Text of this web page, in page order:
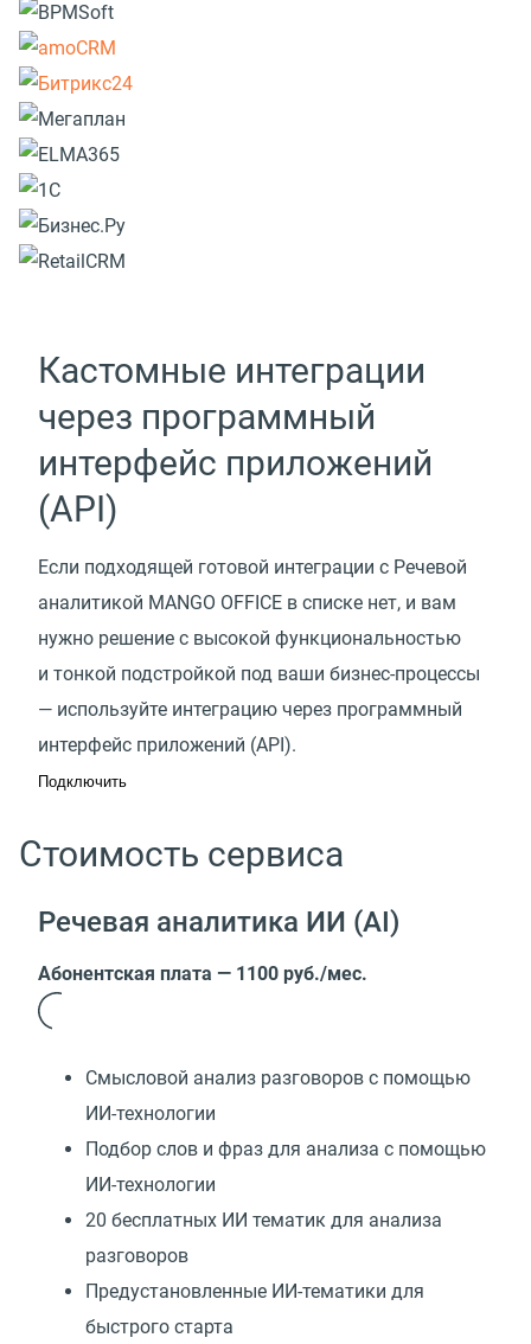
Кастомные интеграции
через программный
интерфейс приложений
(API)
Если подходящей готовой интеграции с Речевой
аналитикой MANGO OFFICE в списке нет, и вам
нужно решение с высокой функциональностью
и тонкой подстройкой под ваши бизнес-процессы
— используйте интеграцию через программный
интерфейс приложений (API).
Подключить
Стоимость сервиса
Речевая аналитика ИИ (AI)
Абонентская плата — 1100 руб./мес.
Смысловой анализ разговоров с помощью
ИИ-технологии
Подбор слов и фраз для анализа с помощью
ИИ-технологии
20 бесплатных ИИ тематик для анализа
разговоров
Предустановленные ИИ-тематики для
быстрого старта